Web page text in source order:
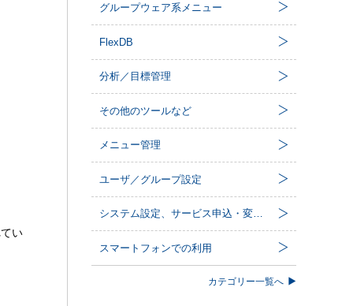
い
グループウェア系メニュー
FlexDB
分析／目標管理
その他のツールなど
メニュー管理
ユーザ／グループ設定
システム設定、サービス申込・変更など
スマートフォンでの利用
カテゴリー一覧へ